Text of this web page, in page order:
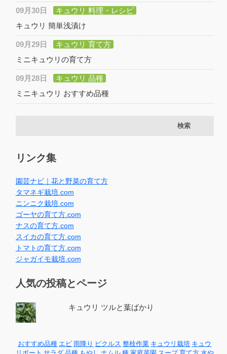
09月30日
キュウリ 料理・レシピ
キュウリ 簡単浅漬け
09月29日
キュウリ 育て方
ミニキュウリの育て方
09月28日
キュウリ 品種
ミニキュウリ おすすめ品種
リンク集
園芸ナビ｜花と野菜の育て方
タマネギ栽培.com
ニンニク栽培.com
ゴーヤの育て方.com
ナスの育て方.com
スイカの育て方.com
トマトの育て方.com
ジャガイモ栽培.com
人気の投稿とページ
キュウリ ツルと葉ばかり
おすすめ品種 エビ 雨降り ピクルス 整枝作業 キュウリ栽培 キュウ